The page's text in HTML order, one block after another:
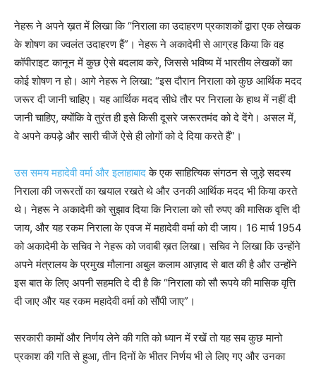
नेहरू ने अपने ख़त में लिखा कि “निराला का उदाहरण प्रकाशकों द्वारा एक लेखक
के शोषण का ज्वलंत उदाहरण हैं”। नेहरू ने अकादेमी से आग्रह किया कि वह
कॉपीराइट कानून में कुछ ऐसे बदलाव करे, जिससे भविष्य में भारतीय लेखकों का
कोई शोषण न हो। आगे नेहरू ने लिखा: “इस दौरान निराला को कुछ आर्थिक मदद
जरूर दी जानी चाहिए। यह आर्थिक मदद सीधे तौर पर निराला के हाथ में नहीं दी
जानी चाहिए, क्योंकि वे तुरंत ही इसे किसी दूसरे जरूरतमंद को दे देंगे। असल में,
वे अपने कपड़े और सारी चीजें ऐसे ही लोगों को दे दिया करते हैं”।
उस समय महादेवी वर्मा और इलाहाबादके एक साहित्यिक संगठन से जुड़े सदस्य
निराला की जरूरतों का खयाल रखते थे और उनकी आर्थिक मदद भी किया करते
थे। नेहरू ने अकादेमी को सुझाव दिया कि निराला को सौ रुपए की मासिक वृत्ति दी
जाय, और यह रकम निराला के एवज में महादेवी वर्मा को दी जाय। 16 मार्च 1954
को अकादेमी के सचिव ने नेहरू को जवाबी ख़त लिखा। सचिव ने लिखा कि उन्होंने
अपने मंत्रालय के प्रमुख मौलाना अबुल कलाम आज़ाद से बात की है और उन्होंने
इस बात के लिए अपनी सहमति दे दी है कि “निराला को सौ रूपये की मासिक वृत्ति
दी जाए और यह रकम महादेवी वर्मा को सौंपी जाए”।
सरकारी कामों और निर्णय लेने की गति को ध्यान में रखें तो यह सब कुछ मानो
प्रकाश की गति से हुआ, तीन दिनों के भीतर निर्णय भी ले लिए गए और उनका